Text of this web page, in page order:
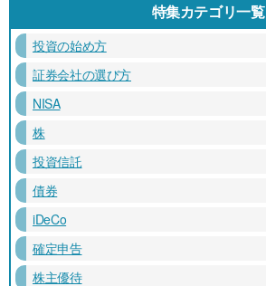
特集カテゴリ一覧
投資の始め方
証券会社の選び方
NISA
株
投資信託
債券
iDeCo
確定申告
株主優待